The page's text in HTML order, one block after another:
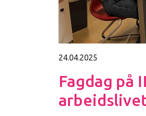
24.04.2025
Fagdag på